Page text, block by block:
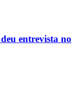
entrevista no